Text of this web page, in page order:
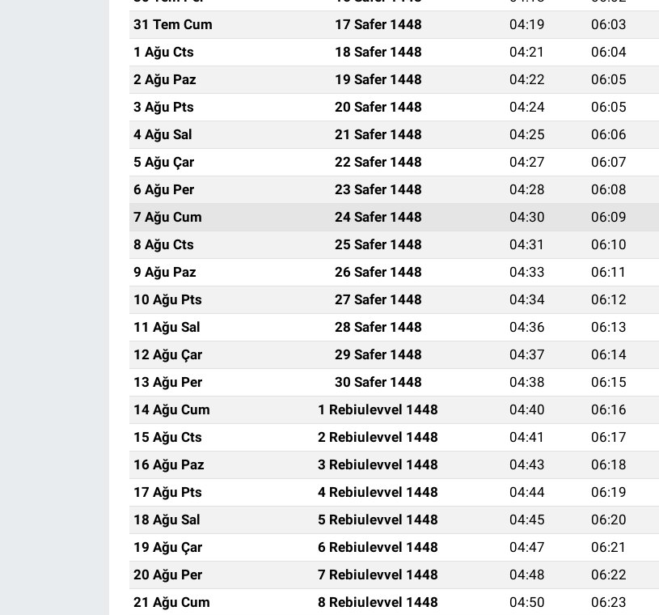
31 Tem Cum
17 Safer 1448 04:19 06:03
1 Ağu Cts
18 Safer 1448 04:21 06:04
2 Ağu Paz
19 Safer 1448 04:22 06:05
3 Ağu Pts
20 Safer 1448 04:24 06:05
4 Ağu Sal
21 Safer 1448 04:25 06:06
5 Ağu Çar
22 Safer 1448 04:27 06:07
6 Ağu Per
23 Safer 1448 04:28 06:08
7 Ağu Cum
24 Safer 1448 04:30 06:09
8 Ağu Cts
25 Safer 1448 04:31 06:10
9 Ağu Paz
26 Safer 1448 04:33 06:11
10 Ağu Pts
27 Safer 1448 04:34 06:12
11 Ağu Sal
28 Safer 1448 04:36 06:13
12 Ağu Çar
29 Safer 1448 04:37 06:14
13 Ağu Per
30 Safer 1448 04:38 06:15
14 Ağu Cum
1 Rebiulevvel 1448 04:40 06:16
15 Ağu Cts
2 Rebiulevvel 1448 04:41 06:17
16 Ağu Paz
3 Rebiulevvel 1448 04:43 06:18
17 Ağu Pts
4 Rebiulevvel 1448 04:44 06:19
18 Ağu Sal
5 Rebiulevvel 1448 04:45 06:20
19 Ağu Çar
6 Rebiulevvel 1448 04:47 06:21
20 Ağu Per
7 Rebiulevvel 1448 04:48 06:22
21 Ağu Cum
8 Rebiulevvel 1448 04:50 06:23